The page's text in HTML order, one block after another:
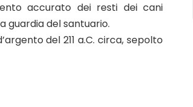
accurato dei resti dei cani
guardia del santuario.
del 211 a.C. circa, sepolto